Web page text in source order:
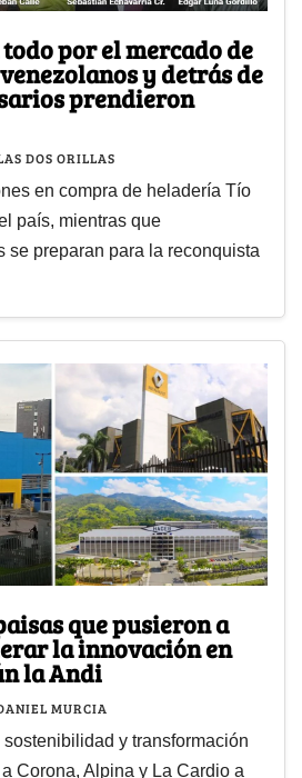
por el mercado de
y detrás de
prendieron
DOS ORILLAS
en compra de heladería Tío
país, mientras que
se preparan para la reconquista
que pusieron a
la innovación en
la Andi
MURCIA
sostenibilidad y transformación
Corona, Alpina y La Cardio a